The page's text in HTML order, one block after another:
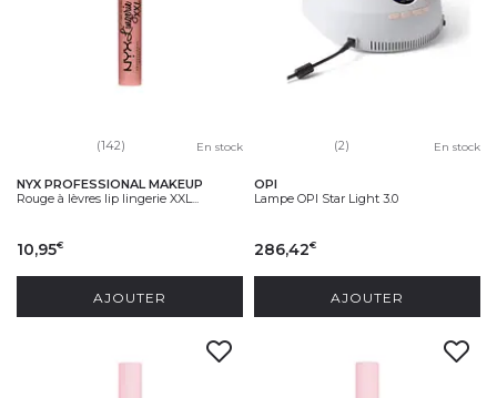
(142) En stock
NYX PROFESSIONAL MAKEUP
Rouge à lèvres lip lingerie XXL...
10,95€
AJOUTER
(2) En stock
OPI
Lampe OPI Star Light 3.0
286,42€
AJOUTER